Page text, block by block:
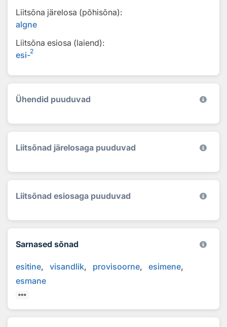
Liitsõna järelosa (põhisõna):
algne
Liitsõna esiosa (laiend):
esi-2
Ühendid puuduvad
Liitsõnad järelosaga puuduvad
Liitsõnad esiosaga puuduvad
Sarnased sõnad
esitine visandlik provisoorne
esimene
esmane